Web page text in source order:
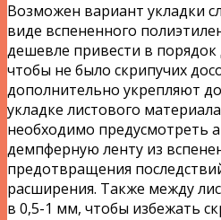
Возможен вариант укладки
виде вспененного
дешевле привести в
чтобы не было скрипучих
дополнительно укрепляют
укладке листового
необходимо
демпферную ленту из
предотвращения
расширения. Также между
в 0,5-1 мм, чтобы избежать